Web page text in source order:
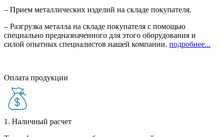
– Прием металлических изделий на складе покупателя.
– Разгрузка металла на складе покупателя с помощью
специально предназначенного для этого оборудования и
силой опытных специалистов нашей компании. подробнее...
Оплата продукции
1. Наличный расчет